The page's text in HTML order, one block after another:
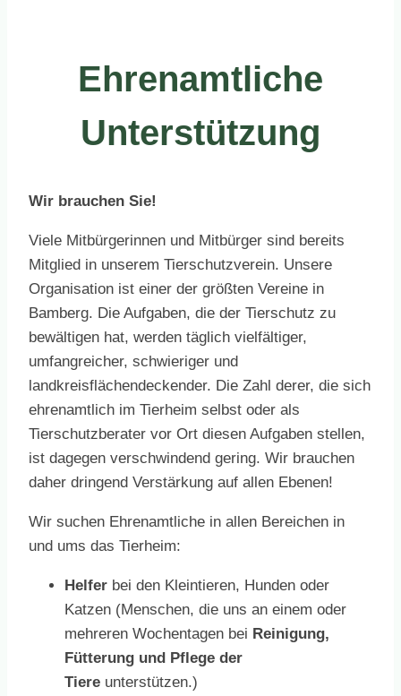
Ehrenamtliche
Unterstützung
Wir brauchen Sie!
Viele Mitbürgerinnen und Mitbürger sind bereits
Mitglied in unserem Tierschutzverein. Unsere
Organisation ist einer der größten Vereine in
Bamberg. Die Aufgaben, die der Tierschutz zu
bewältigen hat, werden täglich vielfältiger,
umfangreicher, schwieriger und
landkreisflächendeckender. Die Zahl derer, die sich
ehrenamtlich im Tierheim selbst oder als
Tierschutzberater vor Ort diesen Aufgaben stellen,
ist dagegen verschwindend gering. Wir brauchen
daher dringend Verstärkung auf allen Ebenen!
Wir suchen Ehrenamtliche in allen Bereichen in
und ums das Tierheim:
Helfer bei den Kleintieren, Hunden oder
Katzen (Menschen, die uns an einem oder
mehreren Wochentagen bei Reinigung,
Fütterung und Pflege der
Tiere unterstützen.)